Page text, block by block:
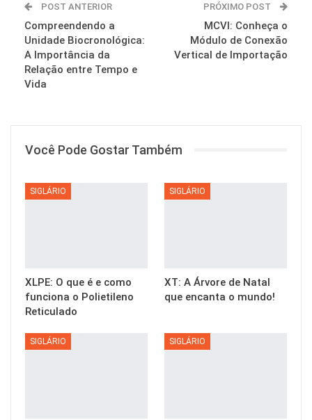
POST ANTERIOR
Compreendendo a
Unidade Biocronológica:
A Importância da
Relação entre Tempo e
Vida
PRÓXIMO POST
MCVI: Conheça o
Módulo de Conexão
Vertical de Importação
Você Pode Gostar Também
SIGLÁRIO
XLPE: O que é e como
funciona o Polietileno
Reticulado
SIGLÁRIO
XT: A Árvore de Natal
que encanta o mundo!
SIGLÁRIO SIGLÁRIO